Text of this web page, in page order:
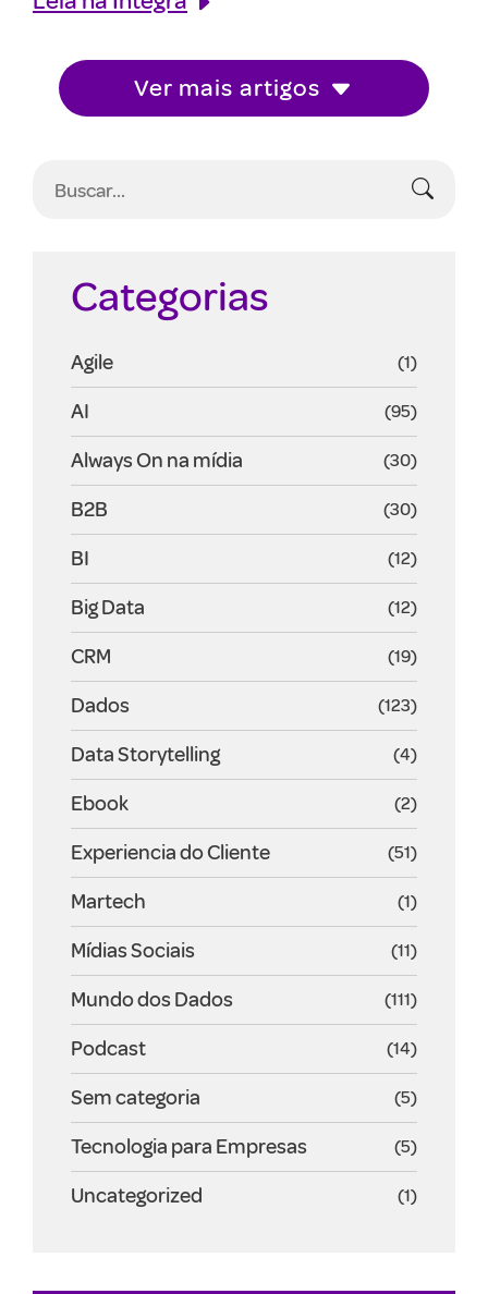
Ver mais artigos
Categorias
Agile (1)
AI (95)
Always On na mídia (30)
B2B (30)
BI (12)
Big Data (12)
CRM (19)
Dados (123)
Data Storytelling (4)
Ebook (2)
Experiencia do Cliente (51)
Martech (1)
Mídias Sociais (11)
Mundo dos Dados (111)
Podcast (14)
Sem categoria (5)
Tecnologia para Empresas (5)
Uncategorized (1)